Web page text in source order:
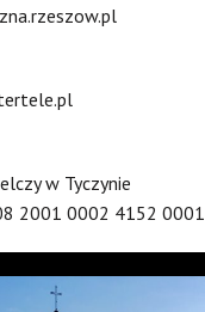
w Tyczynie
2001 0002 4152 0001